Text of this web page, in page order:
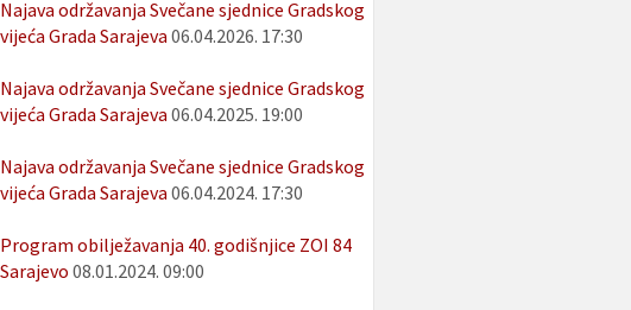
Najava održavanja Svečane sjednice Gradskog
vijeća Grada Sarajeva 06.04.2026. 17:30
Najava održavanja Svečane sjednice Gradskog
vijeća Grada Sarajeva 06.04.2025. 19:00
Najava održavanja Svečane sjednice Gradskog
vijeća Grada Sarajeva 06.04.2024. 17:30
Program obilježavanja 40. godišnjice ZOI 84
Sarajevo 08.01.2024. 09:00